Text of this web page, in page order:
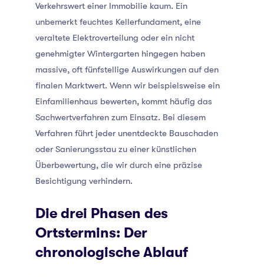
Verkehrswert einer Immobilie kaum. Ein
unbemerkt feuchtes Kellerfundament, eine
veraltete Elektroverteilung oder ein nicht
genehmigter Wintergarten hingegen haben
massive, oft fünfstellige Auswirkungen auf den
finalen Marktwert. Wenn wir beispielsweise ein
Einfamilienhaus bewerten, kommt häufig das
Sachwertverfahren zum Einsatz. Bei diesem
Verfahren führt jeder unentdeckte Bauschaden
oder Sanierungsstau zu einer künstlichen
Überbewertung, die wir durch eine präzise
Besichtigung verhindern.
Die drei Phasen des
Ortstermins: Der
chronologische Ablauf